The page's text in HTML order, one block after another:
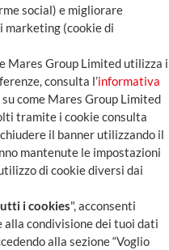
1PE (UK)
social) e migliorare
marketing (cookie di
Mares Group Limited utilizza i
consulta l’informativa
come Mares Group Limited
tramite i cookie consulta
chiudere il banner utilizzando il
mantenute le impostazioni
di cookie diversi dai
i cookies", acconsenti
condivisione dei tuoi dati
alla sezione “Voglio